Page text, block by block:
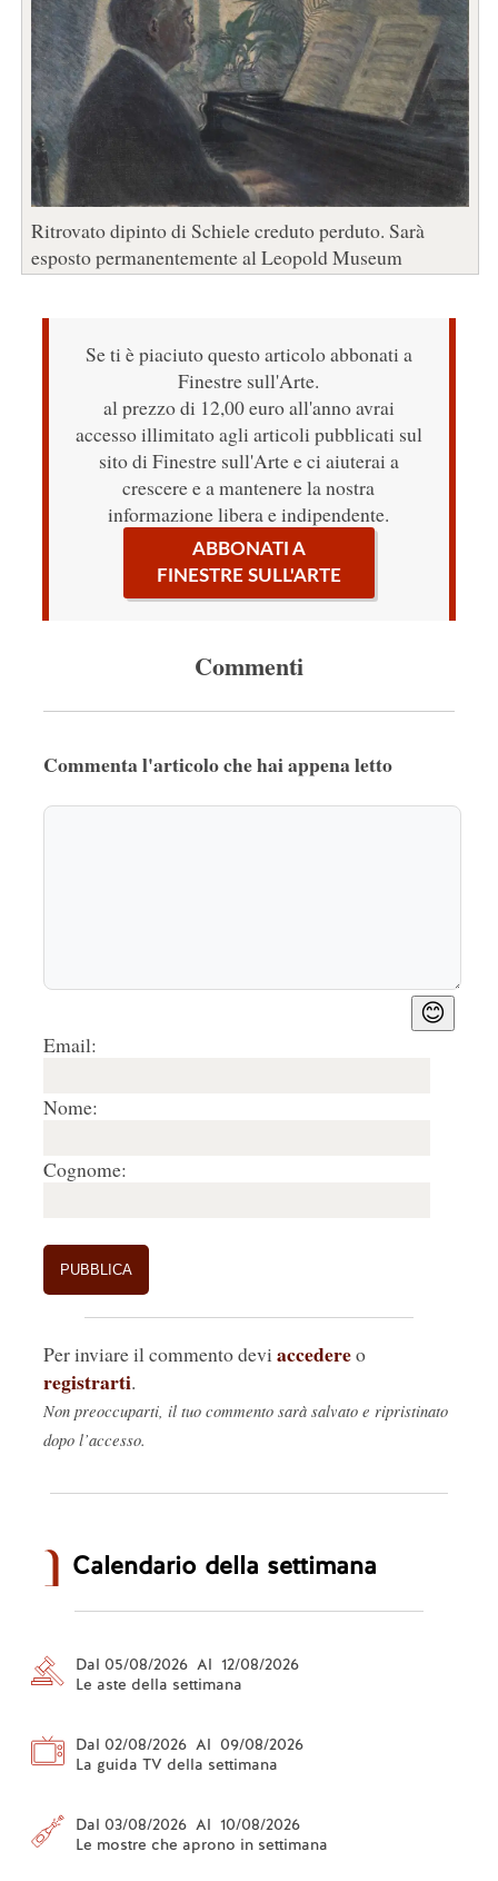
Ritrovato dipinto di Schiele creduto perduto. Sarà
esposto permanentemente al Leopold Museum
Se ti è piaciuto questo articolo abbonati a
Finestre sull'Arte.
al prezzo di 12,00 euro all'anno avrai
accesso illimitato agli articoli pubblicati sul
sito di Finestre sull'Arte e ci aiuterai a
crescere e a mantenere la nostra
informazione libera e indipendente.
ABBONATI A
FINESTRE SULL'ARTE
Commenti
Commenta l'articolo che hai appena letto
😊
Email:
Nome:
Cognome:
Per inviare il commento devi accedereo
registrarti.
Non preoccuparti, il tuo commento sarà salvato e ripristinato
dopo l’accesso.
Calendario della settimana
Dal 05/08/2026 Al 12/08/2026
Le aste della settimana
Dal 02/08/2026 Al 09/08/2026
La guida TV della settimana
Dal 03/08/2026 Al 10/08/2026
Le mostre che aprono in settimana